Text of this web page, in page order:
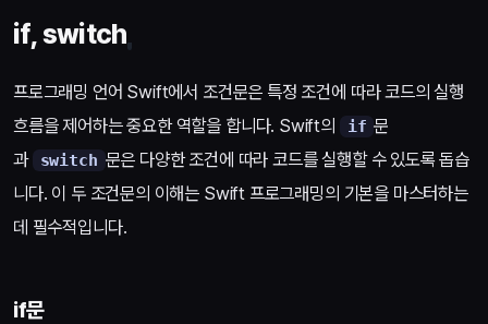
if, switch
프로그래밍 언어 Swift에서 조건문은 특정 조건에 따라 코드의 실행
흐름을 제어하는 중요한 역할을 합니다. Swift의
if 문
과
switch 문은 다양한 조건에 따라 코드를 실행할 수 있도록 돕습
니다. 이 두 조건문의 이해는 Swift 프로그래밍의 기본을 마스터하는
데 필수적입니다.
if문